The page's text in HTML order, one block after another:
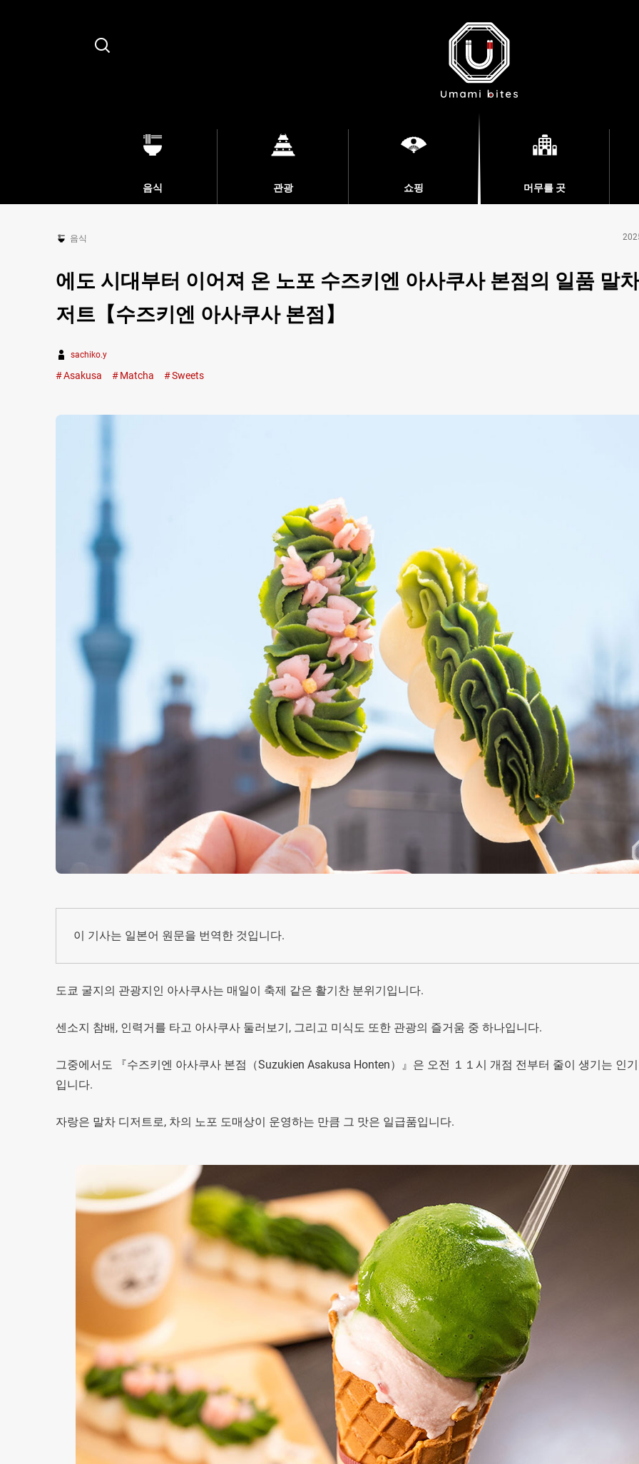
Search
음식 관광 쇼핑 머무를 곳
음식
에도 시대부터 이어져 온 노포 수즈키엔 아사쿠사 본점의 일품 말
저트【수즈키엔 아사쿠사 본점】
sachiko.y
Asakusa Matcha Sweets
이 기사는 일본어 원문을 번역한 것입니다.
도쿄 굴지의 관광지인 아사쿠사는 매일이 축제 같은 활기찬 분위기입니다.
센소지 참배, 인력거를 타고 아사쿠사 둘러보기, 그리고 미식도 또한 관광의 즐거움 중 하나입니다.
그중에서도 『수즈키엔 아사쿠사 본점（Suzukien Asakusa Honten）』은 오전 １１시 개점 전부터 줄이 생기는 인
입니다.
자랑은 말차 디저트로, 차의 노포 도매상이 운영하는 만큼 그 맛은 일급품입니다.